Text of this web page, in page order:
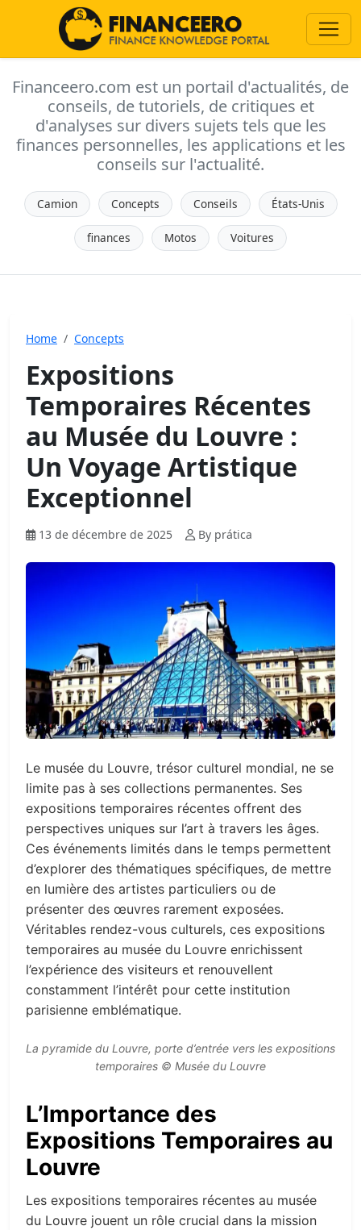
Financeero.com est un portail d'actualités, de
conseils, de tutoriels, de critiques et
d'analyses sur divers sujets tels que les
finances personnelles, les applications et les
conseils sur l'actualité.
Camion Concepts Conseils États-Unis
finances Motos Voitures
Home Concepts
Expositions
Temporaires Récentes
au Musée du Louvre :
Un Voyage Artistique
Exceptionnel
13 de décembre de 2025 By prática
Le musée du Louvre, trésor culturel mondial, ne se
limite pas à ses collections permanentes. Ses
expositions temporaires récentes offrent des
perspectives uniques sur l’art à travers les âges.
Ces événements limités dans le temps permettent
d’explorer des thématiques spécifiques, de mettre
en lumière des artistes particuliers ou de
présenter des œuvres rarement exposées.
Véritables rendez-vous culturels, ces expositions
temporaires au musée du Louvre enrichissent
l’expérience des visiteurs et renouvellent
constamment l’intérêt pour cette institution
parisienne emblématique.
La pyramide du Louvre, porte d’entrée vers les expositions
temporaires © Musée du Louvre
L’Importance des
Expositions Temporaires au
Louvre
Les expositions temporaires récentes au musée
du Louvre jouent un rôle crucial dans la mission